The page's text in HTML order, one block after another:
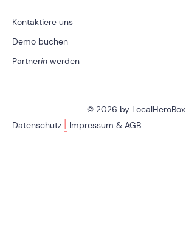
Kontaktiere uns
Demo buchen
Partnerin werden
© 2026 by LocalHeroBox
Datenschutz | Impressum & AGB